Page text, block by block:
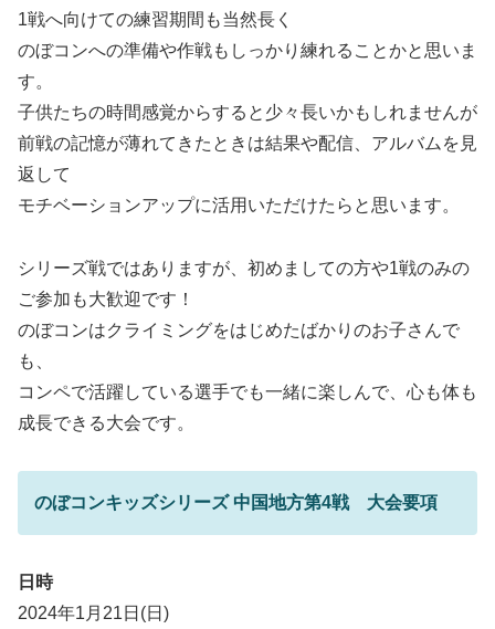
1戦へ向けての練習期間も当然長く
のぼコンへの準備や作戦もしっかり練れることかと思いま
す。
子供たちの時間感覚からすると少々長いかもしれませんが
前戦の記憶が薄れてきたときは結果や配信、アルバムを見
返して
モチベーションアップに活用いただけたらと思います。
シリーズ戦ではありますが、初めましての方や1戦のみの
ご参加も大歓迎です！
のぼコンはクライミングをはじめたばかりのお子さんで
も、
コンペで活躍している選手でも一緒に楽しんで、心も体も
成長できる大会です。
のぼコンキッズシリーズ 中国地方第4戦 大会要項
日時
2024年1月21日(日)